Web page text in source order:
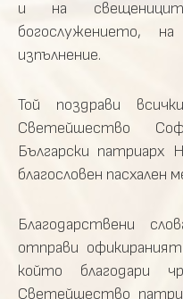
и на
богослужението,
изпълнение.
Той поздрави
Светейшество
Български
благословен пасхален
Благодарствени
отправи
който благодари
Светейшество